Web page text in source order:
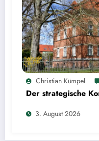
Christian Kümpel
Der strategische
3. August 2026